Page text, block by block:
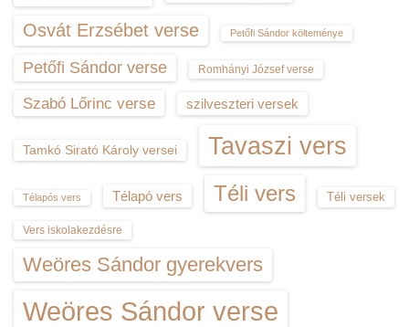
Osvát Erzsébet verse Petőfi Sándor költeménye
Petőfi Sándor verse Romhányi József verse
Szabó Lőrinc verse szilveszteri versek
Tamkó Sirató Károly versei Tavaszi vers
Télapós vers Télapó vers Téli vers Téli versek
Vers iskolakezdésre
Weöres Sándor gyerekvers
Weöres Sándor verse